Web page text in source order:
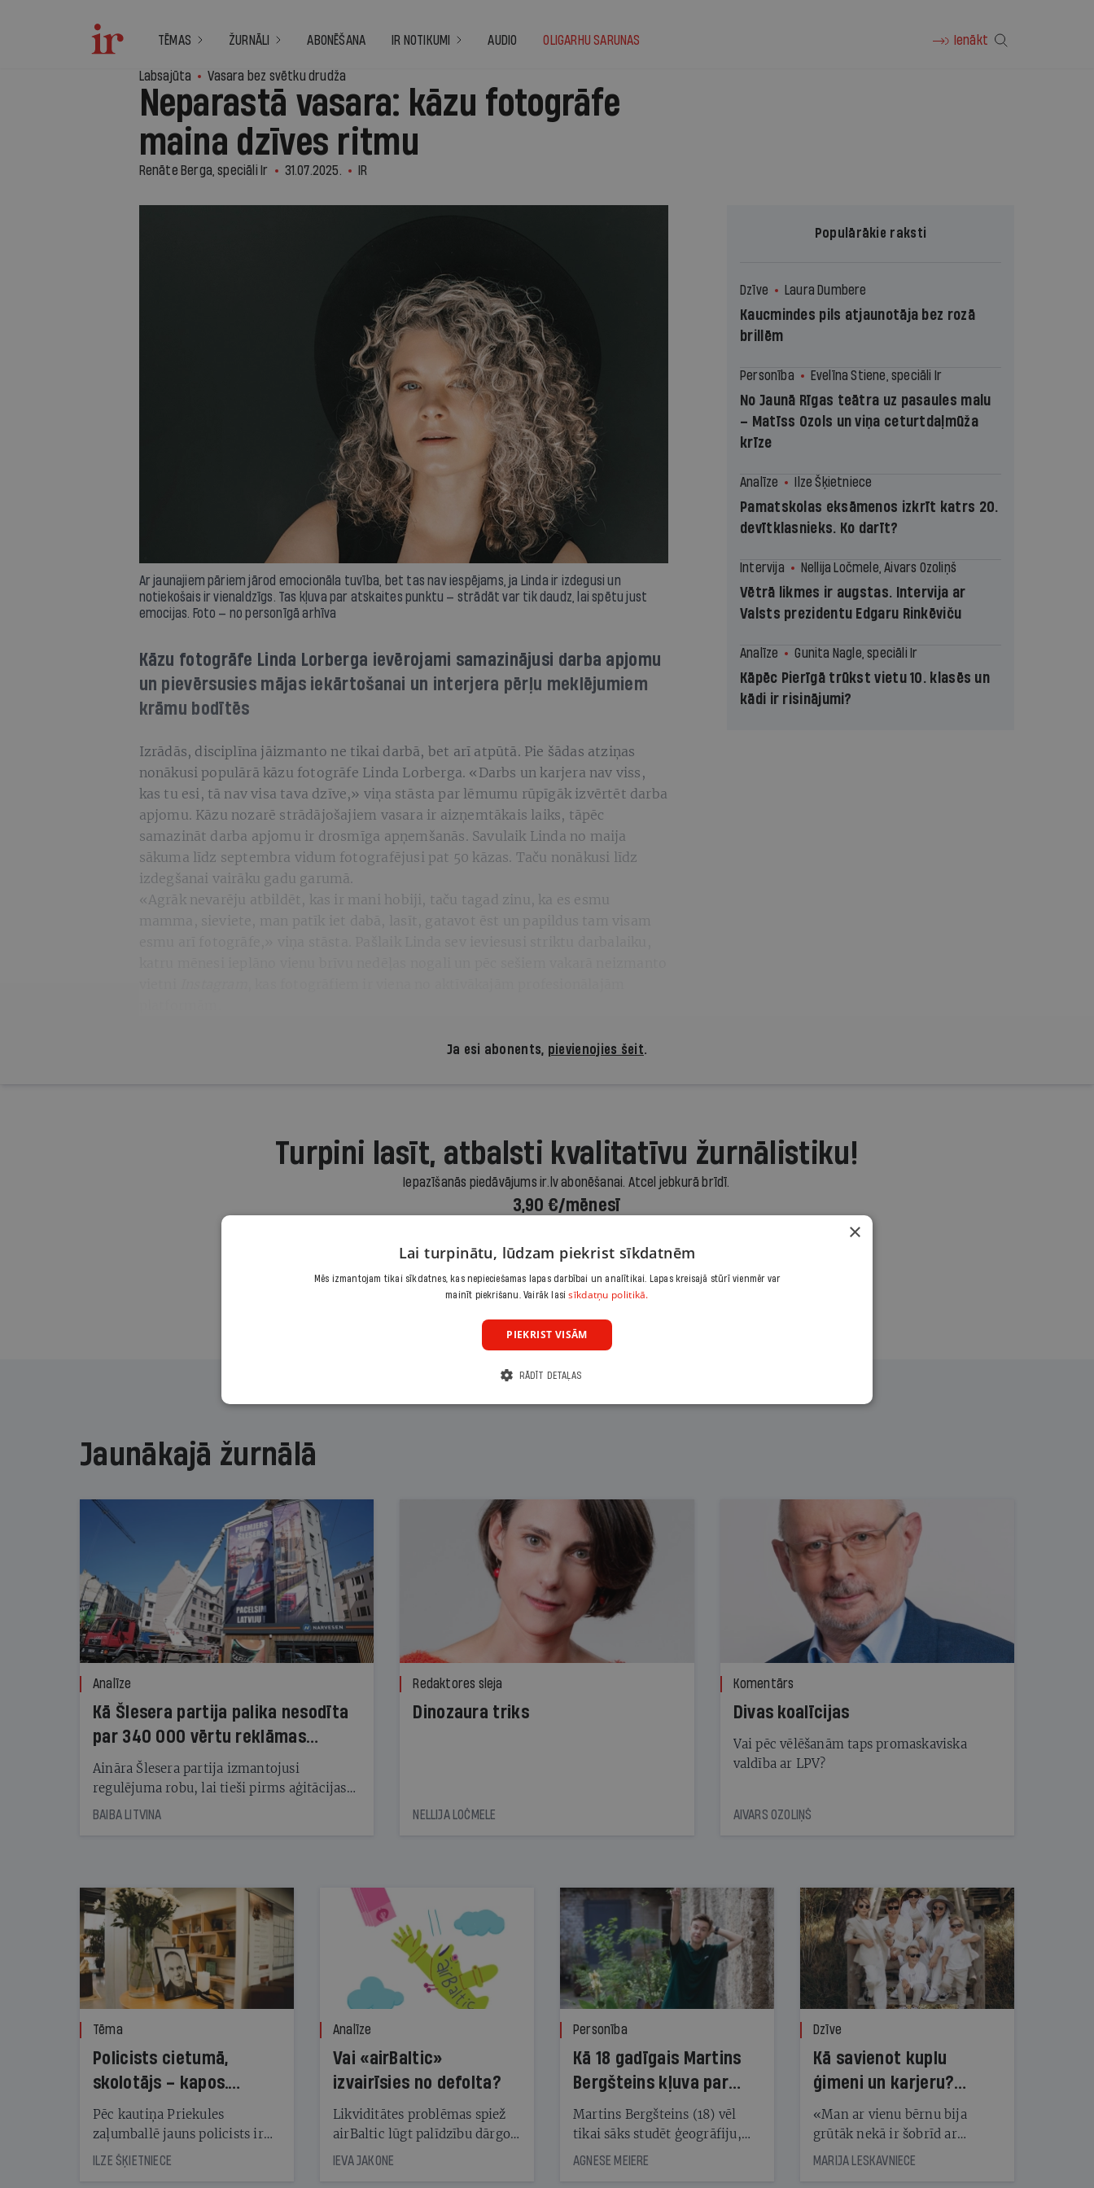
TĒMAS ŽURNĀLI ABONĒŠANA IR NOTIKUMI AUDIO OLIGARHU SARUNAS Ienākt
Labsajūta Vasara bez svētku drudža
Neparastā vasara: kāzu fotogrāfe
maina dzīves ritmu
Renāte Berga, speciāli Ir 31.07.2025. IR
Ar jaunajiem pāriem jārod emocionāla tuvība, bet tas nav iespējams, ja Linda ir izdegusi un
notiekošais ir vienaldzīgs. Tas kļuva par atskaites punktu — strādāt var tik daudz, lai spētu just
emocijas. Foto — no personīgā arhīva
Kāzu fotogrāfe Linda Lorberga ievērojami samazinājusi darba apjomu
un pievērsusies mājas iekārtošanai un interjera pērļu meklējumiem
krāmu bodītēs
Izrādās, disciplīna jāizmanto ne tikai darbā, bet arī atpūtā. Pie šādas atziņas
nonākusi populārā kāzu fotogrāfe Linda Lorberga. «Darbs un karjera nav viss,
kas tu esi, tā nav visa tava dzīve,» viņa stāsta par lēmumu rūpīgāk izvērtēt darba
apjomu. Kāzu nozarē strādājošajiem vasara ir aizņemtākais laiks, tāpēc
samazināt darba apjomu ir drosmīga apņemšanās. Savulaik Linda no maija
sākuma līdz septembra vidum fotografējusi pat 50 kāzas. Taču nonākusi līdz
izdegšanai vairāku gadu garumā.
«Agrāk nevarēju atbildēt, kas ir mani hobiji, taču tagad zinu, ka es esmu
mamma, sieviete, man patīk iet dabā, lasīt, gatavot ēst un papildus tam visam
Populārākie raksti
Dzīve Laura Dumbere
Kaucmindes pils atjaunotāja bez rozā
brillēm
Personība Evelīna Stiene, speciāli Ir
No Jaunā Rīgas teātra uz pasaules malu
– Matīss Ozols un viņa ceturtdaļmūža
krīze
Analīze Ilze Šķietniece
Pamatskolas eksāmenos izkrīt katrs 20.
devītklasnieks. Ko darīt?
Intervija Nellija Ločmele, Aivars Ozoliņš
Vētrā likmes ir augstas. Intervija ar
Valsts prezidentu Edgaru Rinkēviču
Analīze Gunita Nagle, speciāli Ir
Kāpēc Pierīgā trūkst vietu 10. klasēs un
kādi ir risinājumi?
Ja esi abonents, pievienojies šeit.
Turpini lasīt, atbalsti kvalitatīvu žurnālistiku!
Iepazīšanās piedāvājums ir.lv abonēšanai. Atcel jebkurā brīdī.
3,90 €/mēnesī
Abonēt
Citas abonēšanas iespējas meklē šeit
Jaunākajā žurnālā
Analīze
Kā Šlesera partija palika nesodīta
par 340 000 vērtu reklāmas
kampaņu
Aināra Šlesera partija izmantojusi
regulējuma robu, lai tieši pirms aģitācijas
starta izreklamētos par summu, kas
BAIBA LITVINA
Redaktores sleja
Dinozaura triks
NELLIJA LOČMELE
Komentārs
Divas koalīcijas
Vai pēc vēlēšanām taps promaskaviska
valdība ar LPV?
AIVARS OZOLIŅŠ
Tēma
Policists cietumā,
skolotājs – kapos.
Reibuma cena Priekulē
Pēc kautiņa Priekules
zaļumballē jauns policists ir
nonācis cietumā, bet
cienījams pedagogs — kapos.
ILZE ŠĶIETNIECE
Analīze
Vai «airBaltic»
izvairīsies no defolta?
Likviditātes problēmas spiež
airBaltic lūgt palīdzību dārgo
obligāciju turētājiem, taču
IEVA JAKONE
Personība
Kā 18 gadīgais Martins
Bergšteins kļuva par
laika ziņu seju?
Martins Bergšteins (18) vēl
tikai sāks studēt ģeogrāfiju,
bet viņa sacītajam jau uzticas
AGNESE MEIERE
Dzīve
Kā savienot kuplu
ģimeni un karjeru?
Kristīne Tida to māk!
«Man ar vienu bērnu bija
grūtāk nekā ir šobrīd ar
pieciem. Kādai citai ir pilnīgi
MARIJA LESKAVNIECE
×
Lai turpinātu, lūdzam piekrist sīkdatnēm
Mēs izmantojam tikai sīkdatnes, kas nepieciešamas lapas darbībai un analītikai. Lapas kreisajā stūrī vienmēr var
mainīt piekrišanu. Vairāk lasisīkdatņu politikā.
PIEKRIST VISĀM
RĀDĪT DETAĻAS